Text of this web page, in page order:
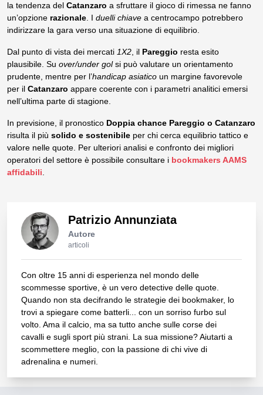
la tendenza del Catanzaro a sfruttare il gioco di rimessa ne fanno
un’opzione razionale. I duelli chiave a centrocampo potrebbero
indirizzare la gara verso una situazione di equilibrio.
Dal punto di vista dei mercati 1X2, il Pareggio resta esito
plausibile. Su over/under golsi può valutare un orientamento
prudente, mentre per l’handicap asiatico un margine favorevole
per il Catanzaro appare coerente con i parametri analitici emersi
nell’ultima parte di stagione.
In previsione, il pronostico Doppia chance Pareggio o Catanzaro
risulta il più solido e sostenibile per chi cerca equilibrio tattico e
valore nelle quote. Per ulteriori analisi e confronto dei migliori
operatori del settore è possibile consultare i bookmakers AAMS
affidabili.
Patrizio Annunziata
Autore
articoli
Con oltre 15 anni di esperienza nel mondo delle
scommesse sportive, è un vero detective delle quote.
Quando non sta decifrando le strategie dei bookmaker, lo
trovi a spiegare come batterli... con un sorriso furbo sul
volto. Ama il calcio, ma sa tutto anche sulle corse dei
cavalli e sugli sport più strani. La sua missione? Aiutarti a
scommettere meglio, con la passione di chi vive di
adrenalina e numeri.